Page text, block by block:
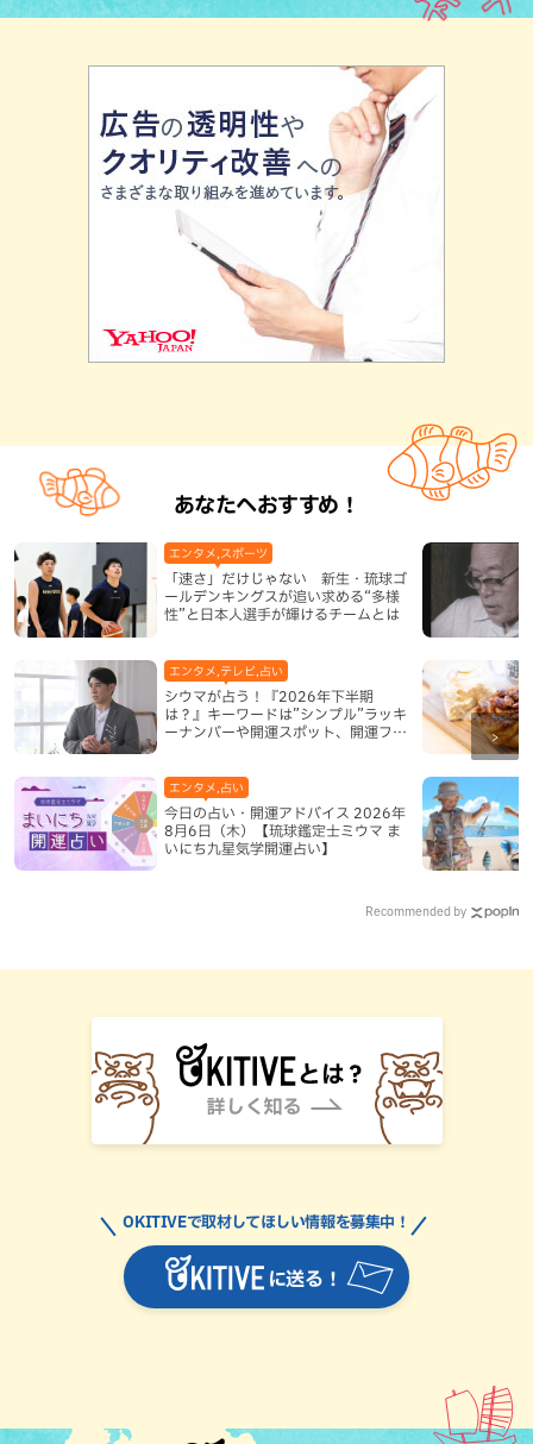
あなたへおすすめ！
「速さ」だけじゃない 新生・琉球ゴ
ールデンキングスが追い求める“多様
性”と日本人選手が輝けるチームとは
エンタメ,スポーツ
シウマが占う！『2026年下半期
は？』キーワードは”シンプル”ラッキ
ーナンバーや開運スポット、開運フー
エンタメ,テレビ,占い
今日の占い・開運アドバイス 2026年
8月6日（木）【琉球鑑定士ミウマ ま
いにち九星気学開運占い】
エンタメ,占い
Recommended by
に送る！
OKITIVEで取材してほしい情報を募集中！